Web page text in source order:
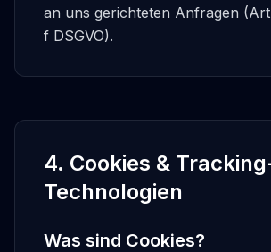
an uns gerichteten Anfragen
f DSGVO).
4. Cookies &
Technologien
Was sind Cookies?